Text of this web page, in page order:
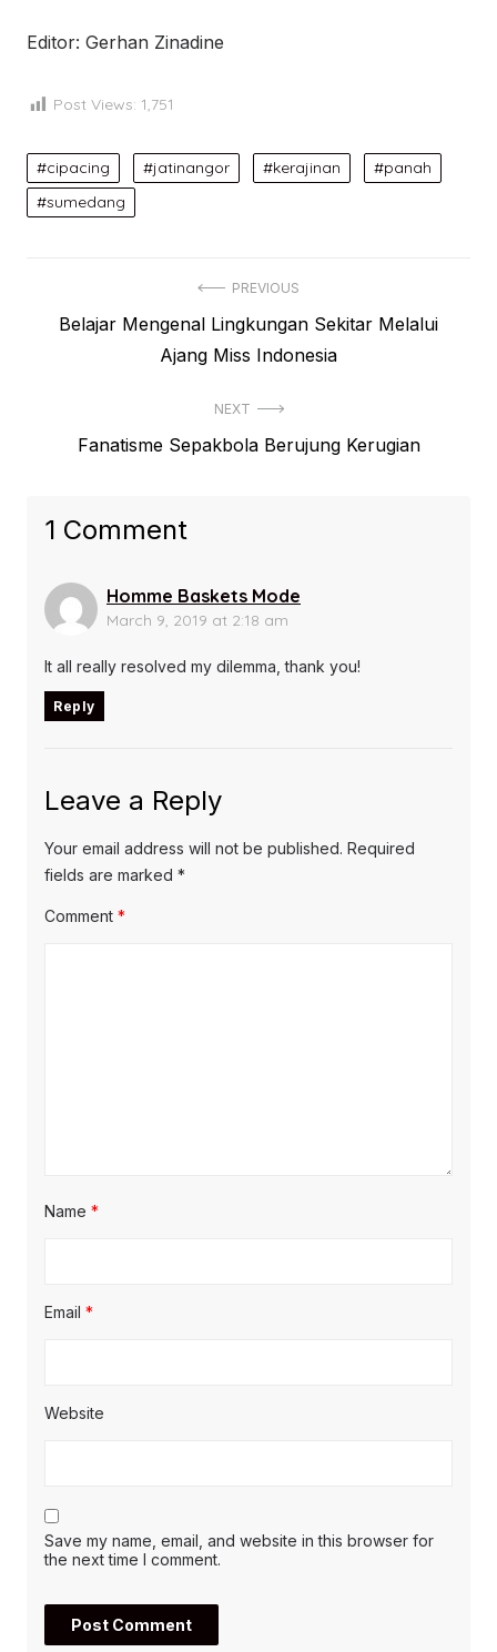
Editor: Gerhan Zinadine
Post Views: 1,751
cipacing jatinangor kerajinan
panah
sumedang
navigation
PREVIOUS
Previous
Belajar Mengenal Lingkungan Sekitar Melalui
Ajang Miss Indonesia
NEXT
Next
Fanatisme Sepakbola Berujung Kerugian
1 Comment
Homme Baskets Mode
March 9, 2019 at 2:18 am
It all really resolved my dilemma, thank you!
Reply
Leave a Reply
Your email address will not be published. Required
fields are marked *
Comment *
Name *
Email *
Website
Save my name, email, and website in this browser for
the next time I comment.